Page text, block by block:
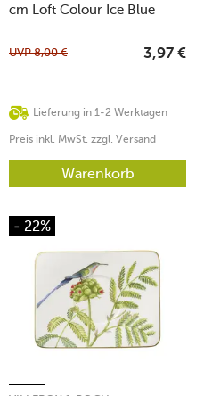
cm Loft Colour Ice Blue
Lieferung in 1-2 Werktagen
UVP8,00 € 3,97 €
Preis inkl. MwSt. zzgl. Versand
Warenkorb
- 22%